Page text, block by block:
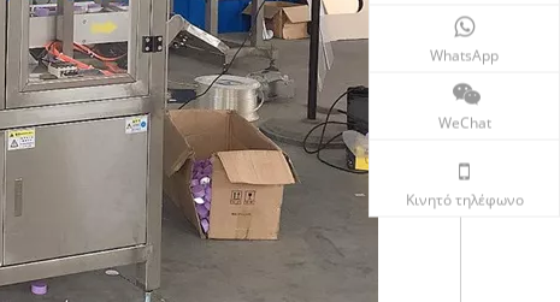
WhatsApp
WeChat
Κινητό τηλέφωνο